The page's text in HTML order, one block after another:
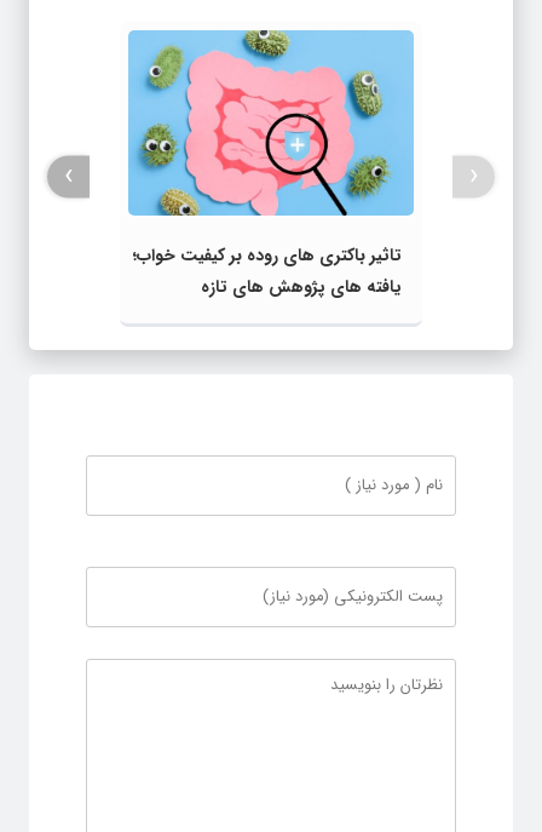
تاثیر باکتری‌ های روده بر کیفیت خواب؛
یافته‌ های پژوهش‌ های تازه
‹
›